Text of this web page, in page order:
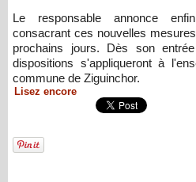
Le responsable annonce
consacrant ces nouvelles
prochains jours. Dès son
dispositions s'appliqueront à
commune de Ziguinchor.
Lisez encore